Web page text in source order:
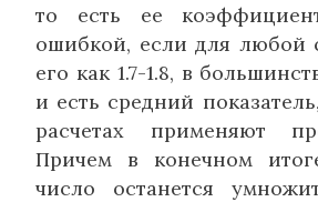
то есть ее
ошибкой, если для любой
его как 1.7-1.8, в
и есть средний
расчетах применяют
Причем в конечном
число останется